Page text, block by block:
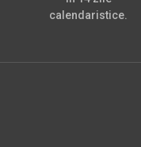
calendaristice.